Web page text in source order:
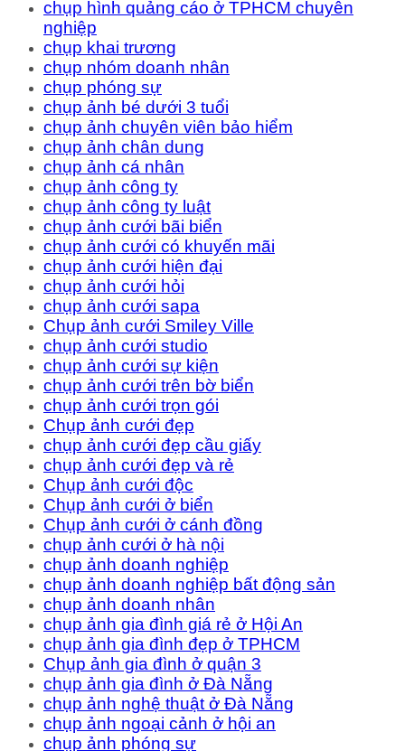
chụp hình quảng cáo ở TPHCM chuyên
nghiệp
chụp khai trương
chụp nhóm doanh nhân
chụp phóng sự
chụp ảnh bé dưới 3 tuổi
chụp ảnh chuyên viên bảo hiểm
chụp ảnh chân dung
chụp ảnh cá nhân
chụp ảnh công ty
chụp ảnh công ty luật
chụp ảnh cưới bãi biển
chụp ảnh cưới có khuyến mãi
chụp ảnh cưới hiện đại
chụp ảnh cưới hỏi
chụp ảnh cưới sapa
Chụp ảnh cưới Smiley Ville
chụp ảnh cưới studio
chụp ảnh cưới sự kiện
chụp ảnh cưới trên bờ biển
chụp ảnh cưới trọn gói
Chụp ảnh cưới đẹp
chụp ảnh cưới đẹp cầu giấy
chụp ảnh cưới đẹp và rẻ
Chụp ảnh cưới độc
Chụp ảnh cưới ở biển
Chụp ảnh cưới ở cánh đồng
chụp ảnh cưới ở hà nội
chụp ảnh doanh nghiệp
chụp ảnh doanh nghiệp bất động sản
chụp ảnh doanh nhân
chụp ảnh gia đình giá rẻ ở Hội An
chụp ảnh gia đình đẹp ở TPHCM
Chụp ảnh gia đình ở quận 3
chụp ảnh gia đình ở Đà Nẵng
chụp ảnh nghệ thuật ở Đà Nẵng
chụp ảnh ngoại cảnh ở hội an
chụp ảnh phóng sự